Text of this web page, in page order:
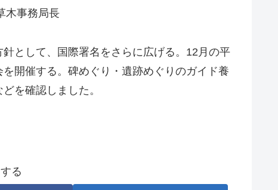
木事務局長
として、国際署名をさらに広げる。12月の平
開催する。碑めぐり・遺跡めぐりのガイド養
を確認しました。
る